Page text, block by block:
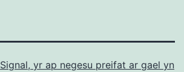
Signal, yr ap negesu preifat ar gael yn